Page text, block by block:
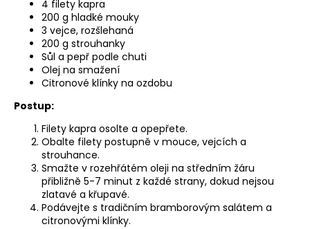
4 filety kapra
200 g hladké mouky
3 vejce, rozšlehaná
200 g strouhanky
Sůl a pepř podle chuti
Olej na smažení
Citronové klínky na ozdobu
Postup:
Filety kapra osolte a opepřete.
Obalte filety postupně v mouce, vejcích a
strouhance.
Smažte v rozehřátém oleji na středním žáru
přibližně 5-7 minut z každé strany, dokud nejsou
zlatavé a křupavé.
Podávejte s tradičním bramborovým salátem a
citronovými klínky.